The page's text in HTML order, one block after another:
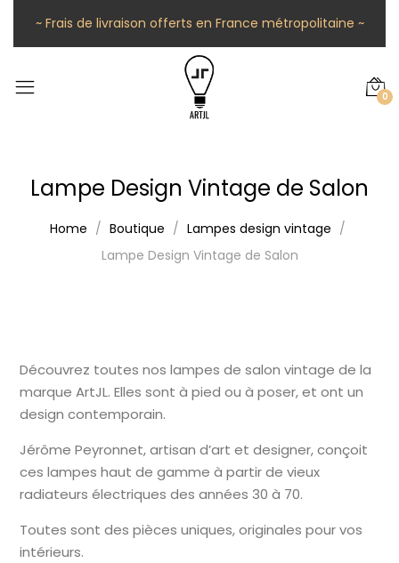
~ Frais de livraison offerts en France métropolitaine ~
0
Lampe Design Vintage de Salon
Home Boutique
Lampes design vintage
Lampe Design Vintage de Salon
Découvrez toutes nos lampes de salon vintage de la
marque ArtJL. Elles sont à pied ou à poser, et ont un
design contemporain.
Jérôme Peyronnet, artisan d’art et designer, conçoit
ces lampes haut de gamme à partir de vieux
radiateurs électriques des années 30 à 70.
Toutes sont des pièces uniques, originales pour vos
intérieurs.